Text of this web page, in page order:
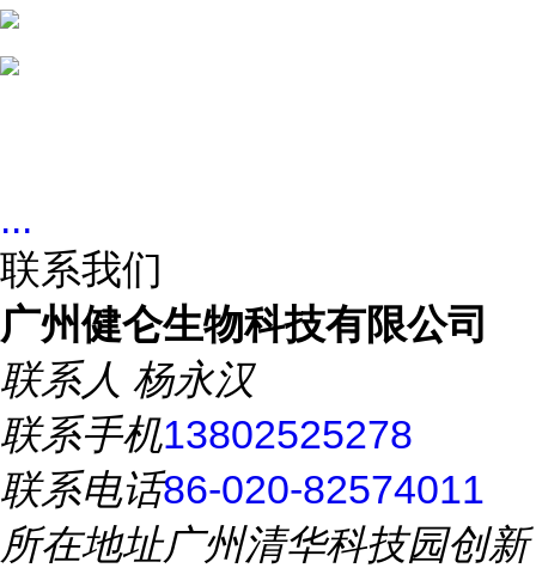
...
联系我们
广州健仑生物科技有限公司
联系人 杨永汉
联系手机13802525278
联系电话86-020-82574011
所在地址广州清华科技园创新